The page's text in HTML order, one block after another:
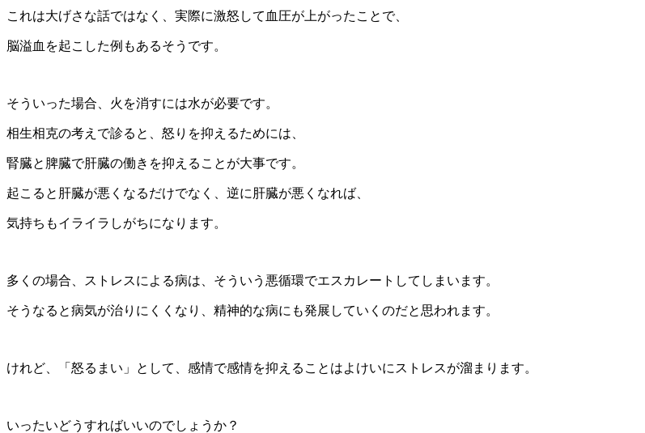
これは大げさな話ではなく、実際に激怒して血圧が上がったことで、
脳溢血を起こした例もあるそうです。
そういった場合、火を消すには水が必要です。
相生相克の考えで診ると、怒りを抑えるためには、
腎臓と脾臓で肝臓の働きを抑えることが大事です。
起こると肝臓が悪くなるだけでなく、逆に肝臓が悪くなれば、
気持ちもイライラしがちになります。
多くの場合、ストレスによる病は、そういう悪循環でエスカレートしてしまいます。
そうなると病気が治りにくくなり、精神的な病にも発展していくのだと思われます。
けれど、「怒るまい」として、感情で感情を抑えることはよけいにストレスが溜まります。
いったいどうすればいいのでしょうか？